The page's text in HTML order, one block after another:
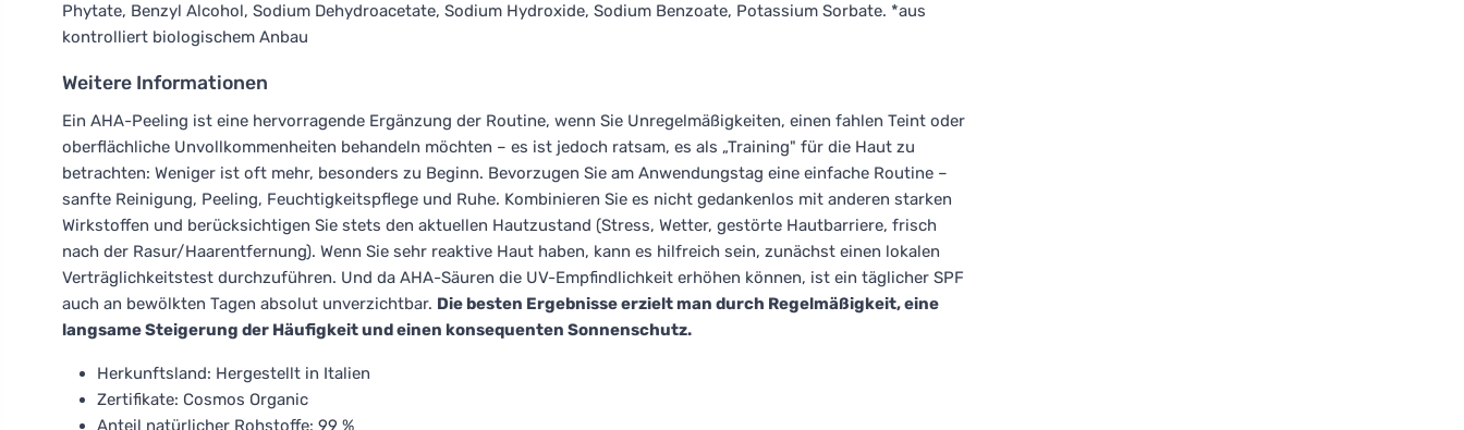
Phytate, Benzyl Alcohol, Sodium Dehydroacetate, Sodium Hydroxide, Sodium Benzoate, Potassium Sorbate. *aus
kontrolliert biologischem Anbau
Weitere Informationen
Ein AHA-Peeling ist eine hervorragende Ergänzung der Routine, wenn Sie Unregelmäßigkeiten, einen fahlen Teint oder
oberflächliche Unvollkommenheiten behandeln möchten – es ist jedoch ratsam, es als „Training" für die Haut zu
betrachten: Weniger ist oft mehr, besonders zu Beginn. Bevorzugen Sie am Anwendungstag eine einfache Routine –
sanfte Reinigung, Peeling, Feuchtigkeitspflege und Ruhe. Kombinieren Sie es nicht gedankenlos mit anderen starken
Wirkstoffen und berücksichtigen Sie stets den aktuellen Hautzustand (Stress, Wetter, gestörte Hautbarriere, frisch
nach der Rasur/Haarentfernung). Wenn Sie sehr reaktive Haut haben, kann es hilfreich sein, zunächst einen lokalen
Verträglichkeitstest durchzuführen. Und da AHA-Säuren die UV-Empfindlichkeit erhöhen können, ist ein täglicher SPF
auch an bewölkten Tagen absolut unverzichtbar. Die besten Ergebnisse erzielt man durch Regelmäßigkeit, eine
langsame Steigerung der Häufigkeit und einen konsequenten Sonnenschutz.
Herkunftsland: Hergestellt in Italien
Zertifikate: Cosmos Organic
Anteil natürlicher Rohstoffe: 99 %